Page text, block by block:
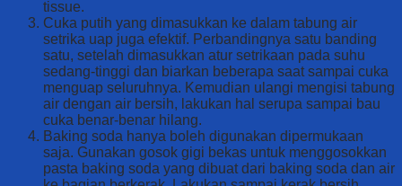
tissue.
Cuka putih yang dimasukkan ke dalam tabung air
setrika uap juga efektif. Perbandingnya satu banding
satu, setelah dimasukkan atur setrikaan pada suhu
sedang-tinggi dan biarkan beberapa saat sampai cuka
menguap seluruhnya. Kemudian ulangi mengisi tabung
air dengan air bersih, lakukan hal serupa sampai bau
cuka benar-benar hilang.
Baking soda hanya boleh digunakan dipermukaan
saja. Gunakan gosok gigi bekas untuk menggosokkan
pasta baking soda yang dibuat dari baking soda dan air